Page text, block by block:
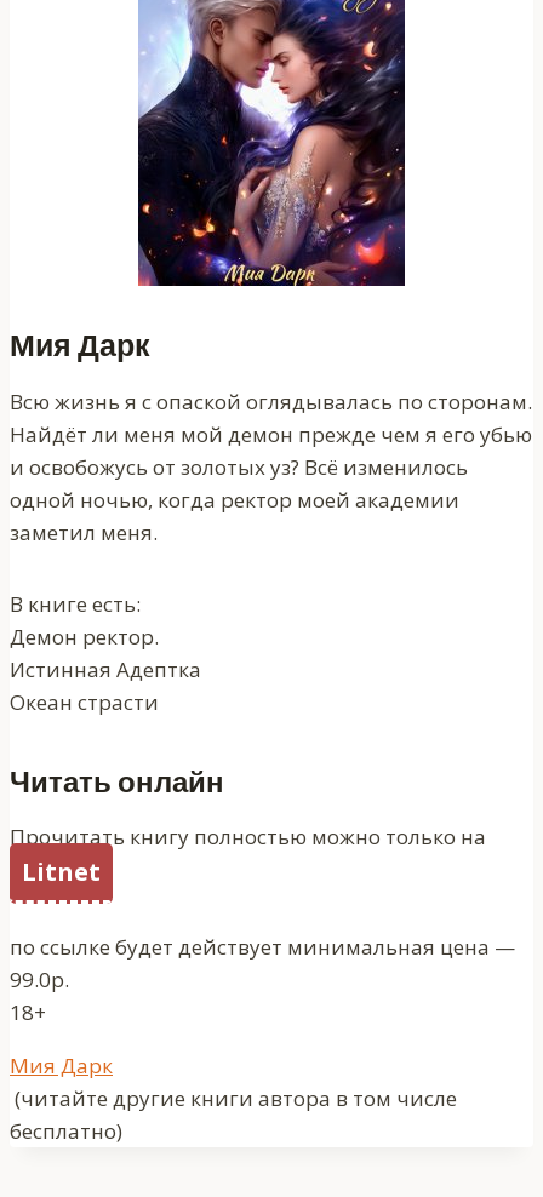
Мия Дарк
Всю жизнь я с опаской оглядывалась по сторонам.
Найдёт ли меня мой демон прежде чем я его убью
и освобожусь от золотых уз? Всё изменилось
одной ночью, когда ректор моей академии
заметил меня.
В книге есть:
Демон ректор.
Истинная Адептка
Океан страсти
Читать онлайн
Прочитать книгу полностью можно только на
Litnet
по ссылке будет действует минимальная цена —
99.0р.
18+
Метки
записи:
Мия Дарк
(читайте другие книги автора в том числе
бесплатно)